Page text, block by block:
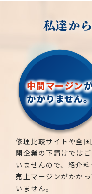
私達か
中間マージン
かかりません。
修理比較サイトや全国
開企業の下請けでは
いませんので、紹介料
売上マージンがかかっ
いません。